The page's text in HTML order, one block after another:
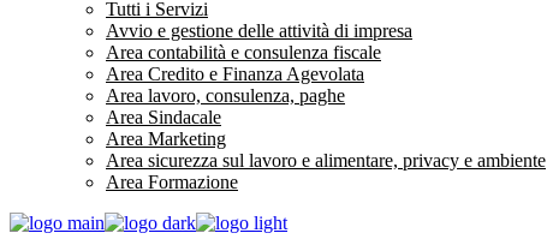
Tutti i Servizi
Avvio e gestione delle attività di impresa
Area contabilità e consulenza fiscale
Area Credito e Finanza Agevolata
Area lavoro, consulenza, paghe
Area Sindacale
Area Marketing
Area sicurezza sul lavoro e alimentare, privacy e ambiente
Area Formazione